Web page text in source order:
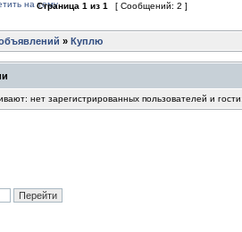
Страница 1 из 1 [ Сообщений: 2 ]
» Куплю
нет зарегистрированных пользователей и